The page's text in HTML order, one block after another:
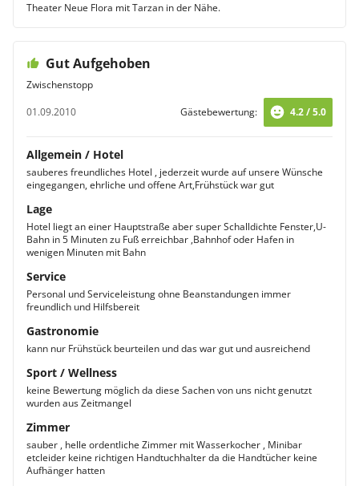
Theater Neue Flora mit Tarzan in der Nähe.
Gut Aufgehoben
Zwischenstopp
01.09.2010
Gästebewertung: 4.2 / 5.0
Allgemein / Hotel
sauberes freundliches Hotel , jederzeit wurde auf unsere Wünsche
eingegangen, ehrliche und offene Art,Frühstück war gut
Lage
Hotel liegt an einer Hauptstraße aber super Schalldichte Fenster,U-
Bahn in 5 Minuten zu Fuß erreichbar ,Bahnhof oder Hafen in
wenigen Minuten mit Bahn
Service
Personal und Serviceleistung ohne Beanstandungen immer
freundlich und Hilfsbereit
Gastronomie
kann nur Frühstück beurteilen und das war gut und ausreichend
Sport / Wellness
keine Bewertung möglich da diese Sachen von uns nicht genutzt
wurden aus Zeitmangel
Zimmer
sauber , helle ordentliche Zimmer mit Wasserkocher , Minibar
etcleider keine richtigen Handtuchhalter da die Handtücher keine
Aufhänger hatten